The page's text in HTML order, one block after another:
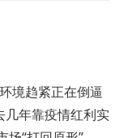
境趋紧正在倒逼
几年靠疫情红利实